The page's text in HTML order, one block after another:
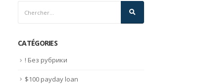
CATÉGORIES
! Без рубрики
$100 payday loan